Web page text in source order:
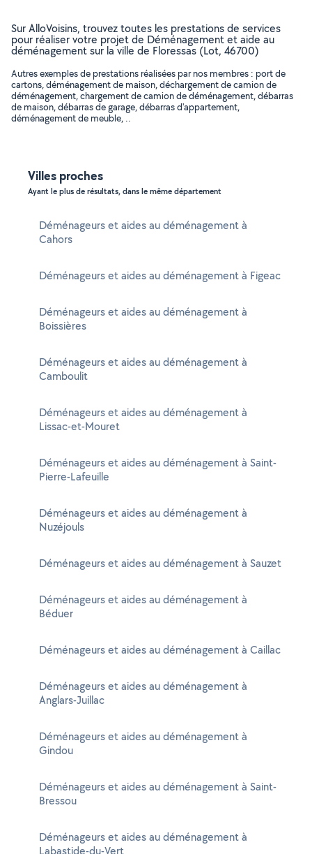
Sur AlloVoisins, trouvez toutes les prestations de services
pour réaliser votre projet de Déménagement et aide au
déménagement sur la ville de Floressas (Lot, 46700)
Autres exemples de prestations réalisées par nos membres : port de
cartons, déménagement de maison, déchargement de camion de
déménagement, chargement de camion de déménagement, débarras
de maison, débarras de garage, débarras d'appartement,
déménagement de meuble, ..
Villes proches
Ayant le plus de résultats, dans le même département
Déménageurs et aides au déménagement à
Cahors
Déménageurs et aides au déménagement à Figeac
Déménageurs et aides au déménagement à
Boissières
Déménageurs et aides au déménagement à
Camboulit
Déménageurs et aides au déménagement à
Lissac-et-Mouret
Déménageurs et aides au déménagement à Saint-
Pierre-Lafeuille
Déménageurs et aides au déménagement à
Nuzéjouls
Déménageurs et aides au déménagement à Sauzet
Déménageurs et aides au déménagement à
Béduer
Déménageurs et aides au déménagement à Caillac
Déménageurs et aides au déménagement à
Anglars-Juillac
Déménageurs et aides au déménagement à
Gindou
Déménageurs et aides au déménagement à Saint-
Bressou
Déménageurs et aides au déménagement à
Labastide-du-Vert